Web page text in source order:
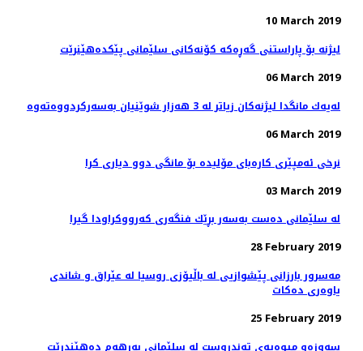
10 March 2019
لیژنە بۆ پاراستنی گەڕەكە كۆنەكانی سلێمانی پێكدەهێنرێت
06 March 2019
06 March 2019
نرخی ئه‌مپێری كاره‌بای مۆلیده‌ بۆ مانگی دوو دیاری كرا
03 March 2019
له‌ سلێمانی ده‌ست به‌سه‌ر بڕێك فنگه‌ری كه‌رووكراودا گیرا
28 February 2019
مه‌سرور بارزانی پێشوازیی لە باڵیۆزی روسیا لە عێراق و شاندی
یاوه‌ری ده‌كات
25 February 2019
سه‌وزه‌و میوه‌یه‌ی ته‌ندروست له‌ سلێمانی به‌رهه‌م ده‌هێندرێت